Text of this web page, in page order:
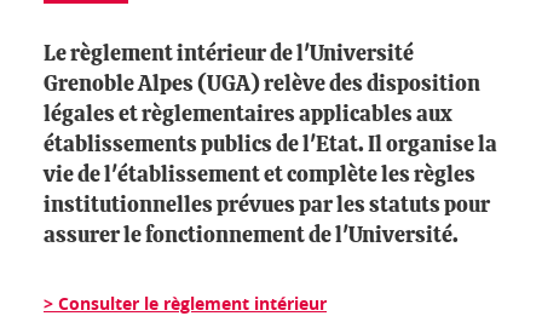
Le règlement intérieur de l'Université
Grenoble Alpes (UGA) relève des disposition
légales et règlementaires applicables aux
établissements publics de l'Etat. Il organise la
vie de l'établissement et complète les règles
institutionnelles prévues par les statuts pour
assurer le fonctionnement de l'Université.
> Consulter le règlement intérieur